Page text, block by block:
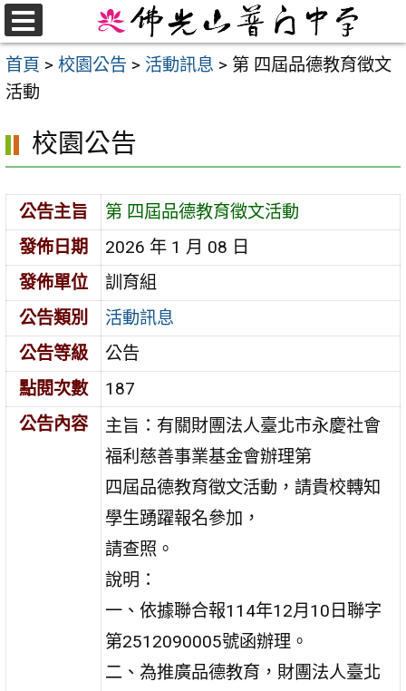
跳
至
主
要
首頁 > 校園公告 > 活動訊息 > 第 四屆品德教育徵文
活動
校園公告
公告主旨
第 四屆品德教育徵文活動
發佈日期
2026 年 1 月 08 日
發佈單位
訓育組
公告類別
活動訊息
公告等級
公告
點閱次數
187
公告內容
主旨：有關財團法人臺北市永慶社會
福利慈善事業基金會辦理第
四屆品德教育徵文活動，請貴校轉知
學生踴躍報名參加，
請查照。
說明：
一、依據聯合報114年12月10日聯字
第2512090005號函辦理。
二、為推廣品德教育，財團法人臺北
選
單